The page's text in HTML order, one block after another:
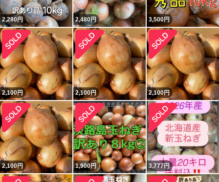
2,280円 2,480円 3,500円
2,100円 2,100円 2,100円
2,100円 1,900円 3,777円